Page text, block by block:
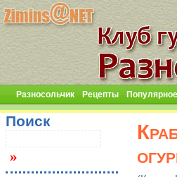
Разносольчик Рецепты Популярное
Поиск